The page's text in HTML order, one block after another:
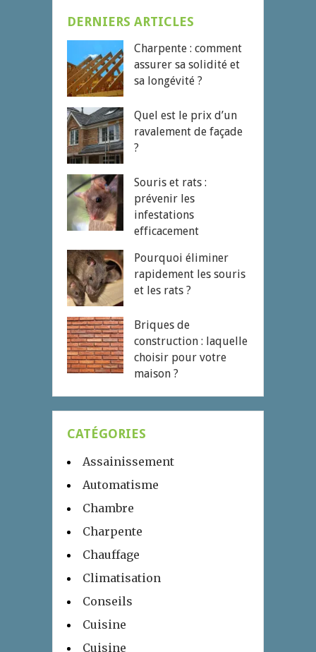
DERNIERS ARTICLES
Charpente : comment
assurer sa solidité et
sa longévité ?
Quel est le prix d’un
ravalement de façade
?
Souris et rats :
prévenir les
infestations
efficacement
Pourquoi éliminer
rapidement les souris
et les rats ?
Briques de
construction : laquelle
choisir pour votre
maison ?
CATÉGORIES
Assainissement
Automatisme
Chambre
Charpente
Chauffage
Climatisation
Conseils
Cuisine
Cuisine